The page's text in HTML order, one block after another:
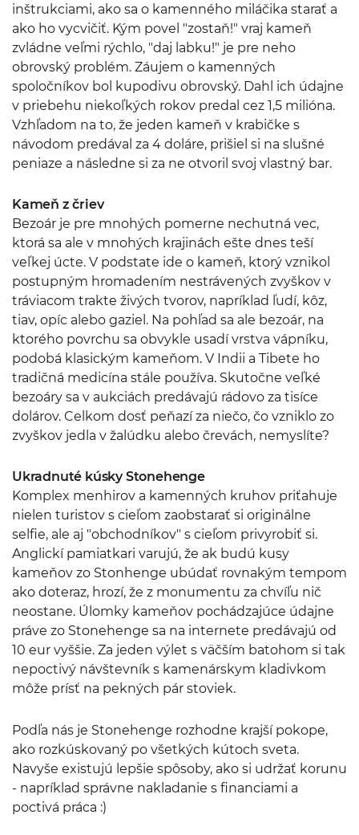
inštrukciami, ako sa o kamenného miláčika starať a
ako ho vycvičiť. Kým povel "zostaň!" vraj kameň
zvládne veľmi rýchlo, "daj labku!" je pre neho
obrovský problém. Záujem o kamenných
spoločníkov bol kupodivu obrovský. Dahl ich údajne
v priebehu niekoľkých rokov predal cez 1,5 milióna.
Vzhľadom na to, že jeden kameň v krabičke s
návodom predával za 4 doláre, prišiel si na slušné
peniaze a následne si za ne otvoril svoj vlastný bar.
Kameň z čriev
Bezoár je pre mnohých pomerne nechutná vec,
ktorá sa ale v mnohých krajinách ešte dnes teší
veľkej úcte. V podstate ide o kameň, ktorý vznikol
postupným hromadením nestrávených zvyškov v
tráviacom trakte živých tvorov, napríklad ľudí, kôz,
tiav, opíc alebo gaziel. Na pohľad sa ale bezoár, na
ktorého povrchu sa obvykle usadí vrstva vápníku,
podobá klasickým kameňom. V Indii a Tibete ho
tradičná medicína stále používa. Skutočne veľké
bezoáry sa v aukciách predávajú rádovo za tisíce
dolárov. Celkom dosť peňazí za niečo, čo vzniklo zo
zvyškov jedla v žalúdku alebo črevách, nemyslíte?
Ukradnuté kúsky Stonehenge
Komplex menhirov a kamenných kruhov priťahuje
nielen turistov s cieľom zaobstarať si originálne
selfie, ale aj "obchodníkov" s cieľom privyrobiť si.
Anglickí pamiatkari varujú, že ak budú kusy
kameňov zo Stonhenge ubúdať rovnakým tempom
ako doteraz, hrozí, že z monumentu za chvíľu nič
neostane. Úlomky kameňov pochádzajúce údajne
práve zo Stonehenge sa na internete predávajú od
10 eur vyššie. Za jeden výlet s väčším batohom si tak
nepoctivý návštevník s kamenárskym kladivkom
môže prísť na pekných pár stoviek.
Podľa nás je Stonehenge rozhodne krajší pokope,
ako rozkúskovaný po všetkých kútoch sveta.
Navyše existujú lepšie spôsoby, ako si udržať korunu
- napríklad správne nakladanie s financiami a
poctivá práca :)